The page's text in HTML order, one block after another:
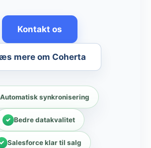
Kontakt os
mere om Coherta
Automatisk synkronisering
Bedre datakvalitet
Salesforce klar til salg